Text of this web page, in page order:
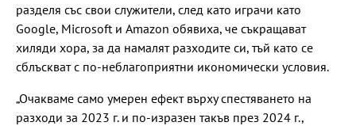
разделя със свои служители, след като играчи като
Google, Microsoft и Amazon обявиха, че съкращават
хиляди хора, за да намалят разходите си, тъй като се
сблъскват с по-неблагоприятни икономически условия.
„Очакваме само умерен ефект върху спестяването на
разходи за 2023 г. и по-изразен такъв през 2024 г.,